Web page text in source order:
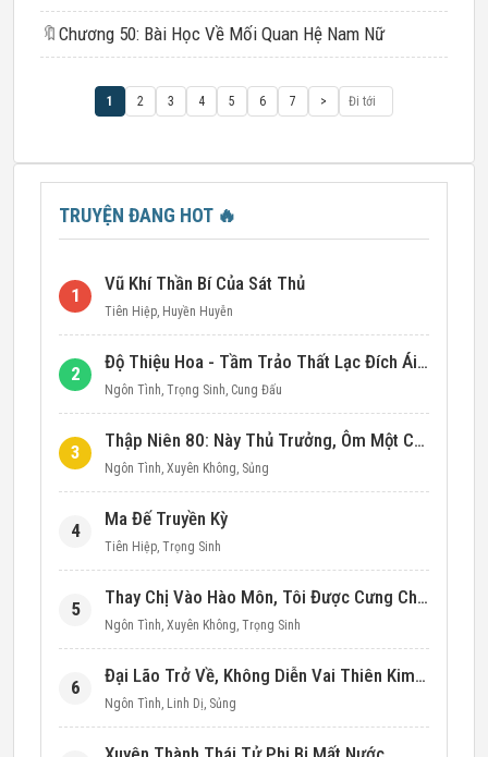
🔖 Chương 50: Bài Học Về Mối Quan Hệ Nam Nữ
1 2 3 4 5 6 7 >
TRUYỆN ĐANG HOT 🔥
1
Vũ Khí Thần Bí Của Sát Thủ
Tiên Hiệp, Huyền Huyễn
2
Độ Thiệu Hoa - Tầm Trảo Thất Lạc Đích Ái Tình
Ngôn Tình, Trọng Sinh, Cung Đấu
3
Thập Niên 80: Này Thủ Trưởng, Ôm Một Cái Đi!
Ngôn Tình, Xuyên Không, Sủng
4
Ma Đế Truyền Kỳ
Tiên Hiệp, Trọng Sinh
5
Thay Chị Vào Hào Môn, Tôi Được Cưng Chiều Hết Mực (Thập Niên 90)
Ngôn Tình, Xuyên Không, Trọng Sinh
6
Đại Lão Trở Về, Không Diễn Vai Thiên Kim Giả Nữa
Ngôn Tình, Linh Dị, Sủng